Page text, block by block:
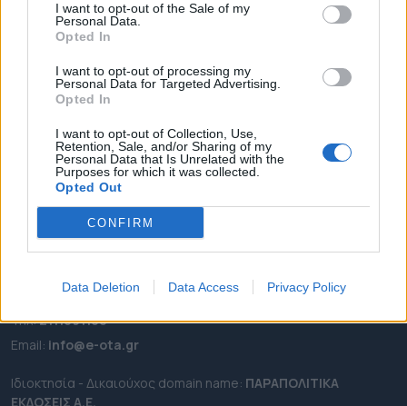
I want to opt-out of the Sale of my
Personal Data.
Opted In
I want to opt-out of processing my
Personal Data for Targeted Advertising.
Opted In
I want to opt-out of Collection, Use,
Retention, Sale, and/or Sharing of my
Personal Data that Is Unrelated with the
Purposes for which it was collected.
Opted Out
CONFIRM
Data Deletion Data Access Privacy Policy
ΡΟΗ ΕΙΔΗΣΕΩΝ
ΕΠΙΚΑΙΡΟΤΗΤΑ
ΠΕΡΙΦΕΡΕΙΕΣ
ΣΥΝΕΝΤΕΥΞΕΙΣ
ΑΠΟΨΕΙΣ
ΠΡΟΣΛΗΨΕΙΣ
e-ota.gr | Ταυτότητα
Λεωφόρος Ανδρέα Συγγρού 188, 17671,
Καλλιθέα Αττικής
Τηλ:2111091100
Εmail: info@e-ota.gr
Ιδιοκτησία - Δικαιούχος domain name: ΠΑΡΑΠΟΛΙΤΙΚΑ
ΕΚΔΟΣΕΙΣ A.E.